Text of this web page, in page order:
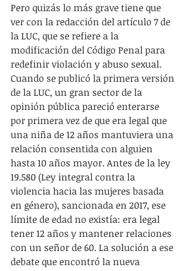
Pero quizás lo más grave tiene que
ver con la redacción del artículo 7 de
la LUC, que se refiere a la
modificación del Código Penal para
redefinir violación y abuso sexual.
Cuando se publicó la primera versión
de la LUC, un gran sector de la
opinión pública pareció enterarse
por primera vez de que era legal que
una niña de 12 años mantuviera una
relación consentida con alguien
hasta 10 años mayor. Antes de la ley
19.580 (Ley integral contra la
violencia hacia las mujeres basada
en género), sancionada en 2017, ese
límite de edad no existía: era legal
tener 12 años y mantener relaciones
con un señor de 60. La solución a ese
debate que encontró la nueva